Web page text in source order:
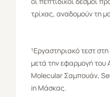
τρίχας, αναδομούν τη
¹Εργαστηριακό τεστ
μετά την εφαρμογή του
Molecular Σαμπουάν,
in Μάσκας.